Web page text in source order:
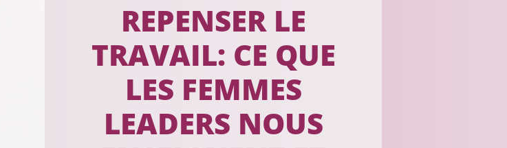
REPENSER LE
TRAVAIL: CE QUE
LES FEMMES
LEADERS NOUS